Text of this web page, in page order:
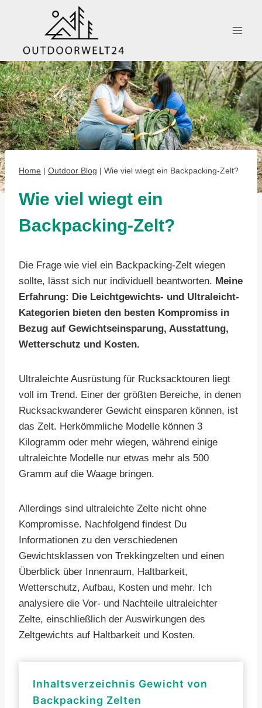
Home | Outdoor Blog | Wie viel wiegt ein Backpacking-Zelt?
Wie viel wiegt ein
Backpacking-Zelt?
Die Frage wie viel ein Backpacking-Zelt wiegen
sollte, lässt sich nur individuell beantworten. Meine
Erfahrung: Die Leichtgewichts- und Ultraleicht-
Kategorien bieten den besten Kompromiss in
Bezug auf Gewichtseinsparung, Ausstattung,
Wetterschutz und Kosten.
Ultraleichte Ausrüstung für Rucksacktouren liegt
voll im Trend. Einer der größten Bereiche, in denen
Rucksackwanderer Gewicht einsparen können, ist
das Zelt. Herkömmliche Modelle können 3
Kilogramm oder mehr wiegen, während einige
ultraleichte Modelle nur etwas mehr als 500
Gramm auf die Waage bringen.
Allerdings sind ultraleichte Zelte nicht ohne
Kompromisse. Nachfolgend findest Du
Informationen zu den verschiedenen
Gewichtsklassen von Trekkingzelten und einen
Überblick über Innenraum, Haltbarkeit,
Wetterschutz, Aufbau, Kosten und mehr. Ich
analysiere die Vor- und Nachteile ultraleichter
Zelte, einschließlich der Auswirkungen des
Zeltgewichts auf Haltbarkeit und Kosten.
Inhaltsverzeichnis Gewicht von
Backpacking Zelten